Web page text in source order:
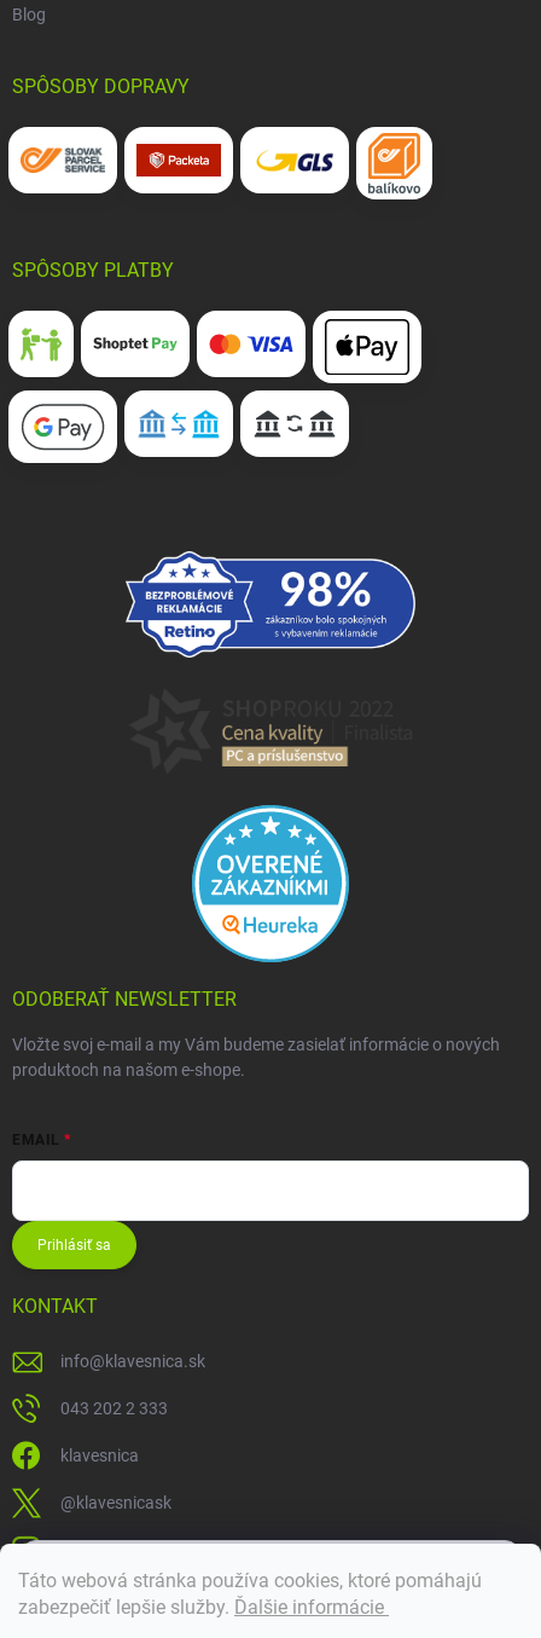
Táto webová stránka používa cookies, ktoré pomáhajú
zabezpečiť lepšie služby. Ďalšie informácie
Blog
SPÔSOBY DOPRAVY
SPÔSOBY PLATBY
ODOBERAŤ NEWSLETTER
Vložte svoj e-mail a my Vám budeme zasielať informácie o nových
produktoch na našom e-shope.
EMAIL
Prihlásiť sa
KONTAKT
info@klavesnica.sk
043 202 2 333
klavesnica
@klavesnicask
klavesnica_sk
Dobrý deň! 👋 Pomôžem vám nájsť správny diel. Napíšte mi.